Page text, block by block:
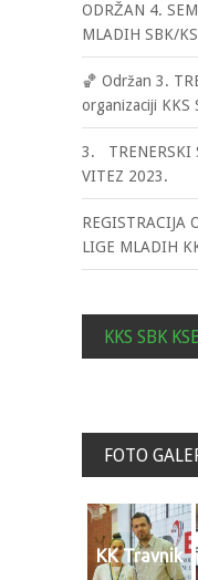
ODRŽAN 4.
MLADIH SBK/
🏀 Održan 3.
organizaciji KKS
3. TRENERSKI
VITEZ 2023.
REGISTRACIJA
LIGE MLADIH
KKS SBK
FOTO
KK Travnik